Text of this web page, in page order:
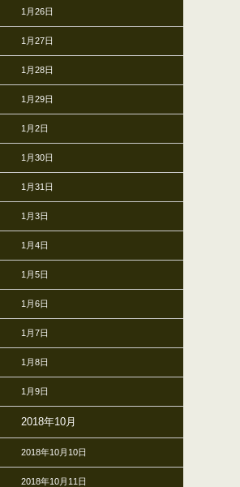
1月26日
1月27日
1月28日
1月29日
1月2日
1月30日
1月31日
1月3日
1月4日
1月5日
1月6日
1月7日
1月8日
1月9日
2018年10月
2018年10月10日
2018年10月11日